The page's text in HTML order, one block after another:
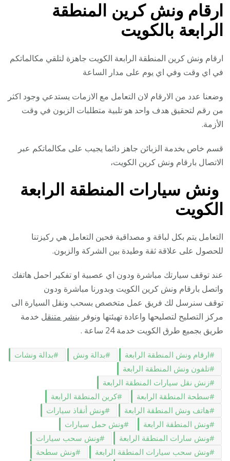
ارقام ونش كرين المنطقة
الرابعة بالكويت
ارقام ونش كرين المنطقة الرابعة الكويت جاهزة لتلقي مكالماتكم
في اي وقت وفي اي يوم على مدار الساعة
وضعنا عدد من الارقام لان التعامل مع الازمات يستدعي وجود اكثر
من رقم لتحقيق هدف واحد هو تلبية متطلبات الزبون في وقت
الأزمة.
قسم خاص بخدمة الزبائن جاهز دائما يجيب على مكالماتكم عبر
الاتصال بارقام ونش كرين الكويت،
ونش سيارات المنطقة الرابعة
الكويت
التعامل يتم بكل لباقة و مصداقية فحين التعامل هي ركيزتنا
للحصول على علاقة ثقة وطيدة بين الشركة والزبون.
عند توقف سيارتك مباشرة ودون اي عصبية او تفكير احمل هاتفك
واتصل بارقام ونش كرين الكويت وبدورنا مباشرة ودون
توقف سنرسل لك فريق عمل متخصص بسحب ونقل السيارة الى
مركز التصليح لتصليحها واعادة تهيئتها ونوفر بنشر متنقل خدمة
طريق بجميع طرق الكويت خدمة 24 ساعة .
ارقام ونش المنطقة الرابعة بدالة ونش
بدالة ونشات
تلفون ونش المنطقة الرابعة
زنش نقل سيارات المنطقة الرابعة
سطحة المنطقة الرابعة
كرين المنطقة الرابعة
هاتف ونش المنطقة الرابعة
ونش أنقاذ سيارات
ونش المنطقة الرابعة
ونش حمل سيارات
ونش سارات المنطقة الرابعة
ونش سحب سيارات
ونش سحب سيارات المنطقة الرابعة
ونش سطحة